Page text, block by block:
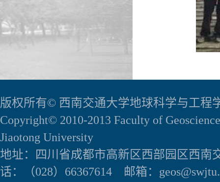
版权所有© 西南交通大学地球科学与工程
Copyright© 2010-2013 Faculty of
Jiaotong University
地址：四川省成都市高新区西部园区
话：（028）66367614 邮箱：